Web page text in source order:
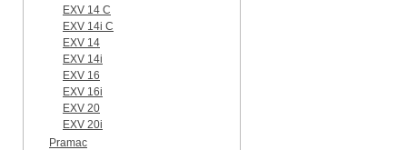
EXV 14 C
EXV 14i C
EXV 14
EXV 14i
EXV 16
EXV 16i
EXV 20
EXV 20i
Pramac